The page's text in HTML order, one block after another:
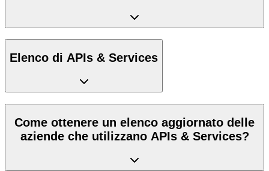
Elenco di APIs & Services
Come ottenere un elenco aggiornato delle
aziende che utilizzano APIs & Services?